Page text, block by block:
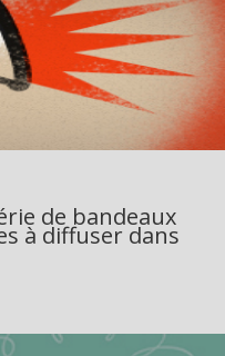
de bandeaux
à diffuser dans